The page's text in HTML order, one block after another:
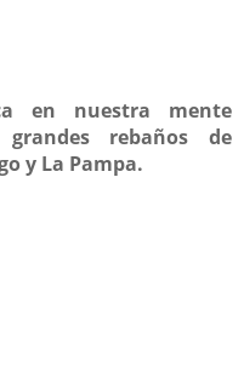
en nuestra mente
grandes rebaños de
y La Pampa.